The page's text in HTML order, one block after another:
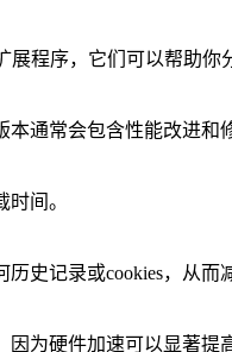
展程序，它们可以帮助你
通常会包含性能改进和
间。
史记录或cookies，从而
为硬件加速可以显著提